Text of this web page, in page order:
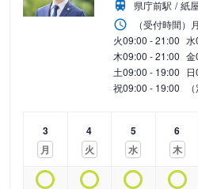
県庁前駅
紙
（受付時間）
火09:00 - 21:00 水
木09:00 - 21:00 金
土09:00 - 19:00 日
祝09:00 - 19:00
3
月
4
火
5
水
6
木